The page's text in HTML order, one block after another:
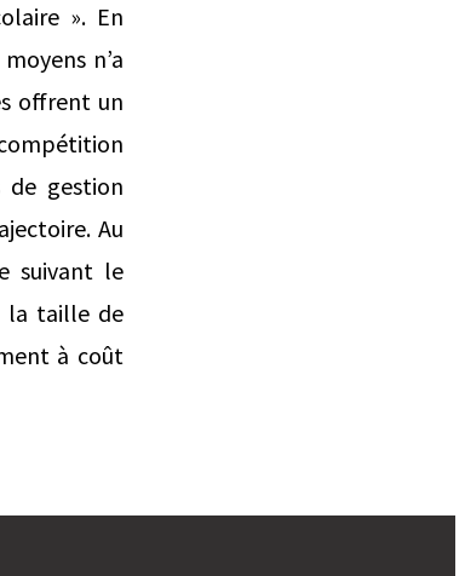
». En
n’a
offrent un
de gestion
Au
suivant le
la taille de
à coût